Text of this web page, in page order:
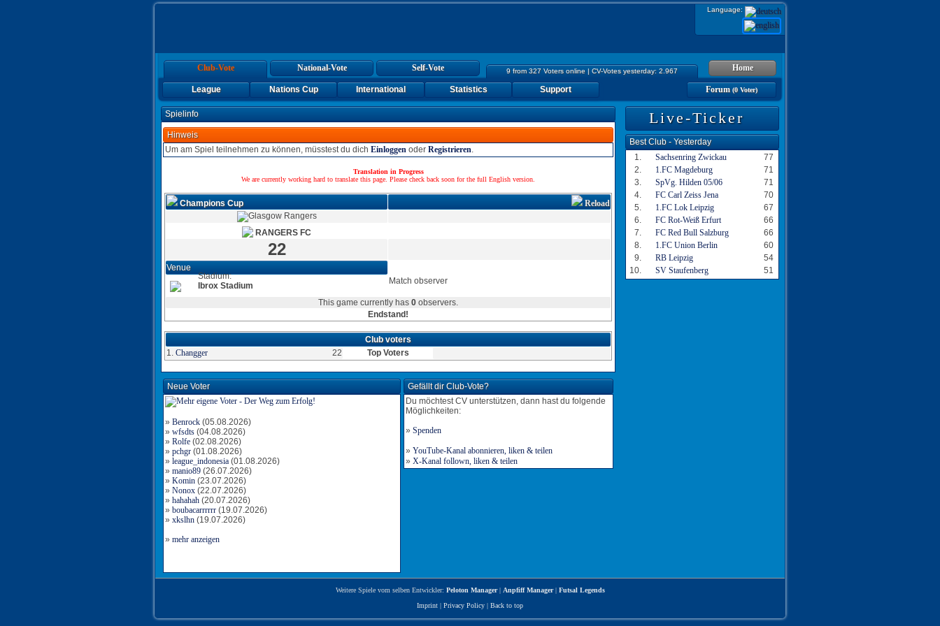
Language:
9 from 327 Voters online | CV-Votes yesterday: 2.967
Club-Vote National-Vote Self-Vote Home
Forum(0 Voter)
League Nations Cup International Statistics Support
Spielinfo
Hinweis
Um am Spiel teilnehmen zu können, müsstest du dich Einloggen oder Registrieren.
Translation in Progress
We are currently working hard to translate this page. Please check back soon for the full English version.
Champions Cup Reload
RANGERS FC
22
Venue
Stadium:
Ibrox Stadium
Match observer
This game currently has 0 observers.
Endstand!
Club voters
1. Changger 22 Top Voters
Neue Voter
» Benrock (05.08.2026)
» wfsdts (04.08.2026)
» Rolfe (02.08.2026)
» pchgr (01.08.2026)
» league_indonesia (01.08.2026)
» manio89 (26.07.2026)
» Komin (23.07.2026)
» Nonox (22.07.2026)
» hahahah (20.07.2026)
» boubacarrrrrr (19.07.2026)
» xkslhn (19.07.2026)
» mehr anzeigen
Gefällt dir Club-Vote?
Du möchtest CV unterstützen, dann hast du folgende
Möglichkeiten:
» Spenden
» YouTube-Kanal abonnieren, liken & teilen
» X-Kanal follown, liken & teilen
Live-Ticker
Best Club - Yesterday
1.
Sachsenring Zwickau
77
2.
1.FC Magdeburg
71
3.
SpVg. Hilden 05/06
71
4.
FC Carl Zeiss Jena
70
5.
1.FC Lok Leipzig
67
6.
FC Rot-Weiß Erfurt
66
7.
FC Red Bull Salzburg
66
8.
1.FC Union Berlin
60
9.
RB Leipzig
54
10.
SV Staufenberg 51
Weitere Spiele vom selben Entwickler: Peloton Manager| Anpfiff Manager| Futsal Legends
Imprint | Privacy Policy | Back to top